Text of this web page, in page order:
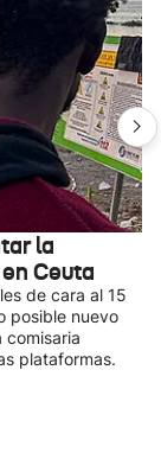
la
Ceuta
de cara al 15
posible nuevo
comisaria
plataformas.